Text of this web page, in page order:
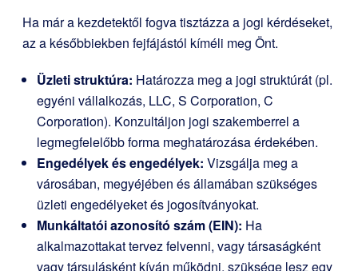
Ha már a kezdetektől fogva tisztázza a jogi kérdéseket,
az a későbbiekben fejfájástól kíméli meg Önt.
Üzleti struktúra: Határozza meg a jogi struktúrát (pl.
egyéni vállalkozás, LLC, S Corporation, C
Corporation). Konzultáljon jogi szakemberrel a
legmegfelelőbb forma meghatározása érdekében.
Engedélyek és engedélyek: Vizsgálja meg a
városában, megyéjében és államában szükséges
üzleti engedélyeket és jogosítványokat.
Munkáltatói azonosító szám (EIN): Ha
alkalmazottakat tervez felvenni, vagy társaságként
vagy társulásként kíván működni, szüksége lesz egy